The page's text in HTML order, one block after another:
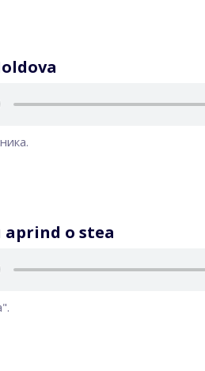
aprind o stea